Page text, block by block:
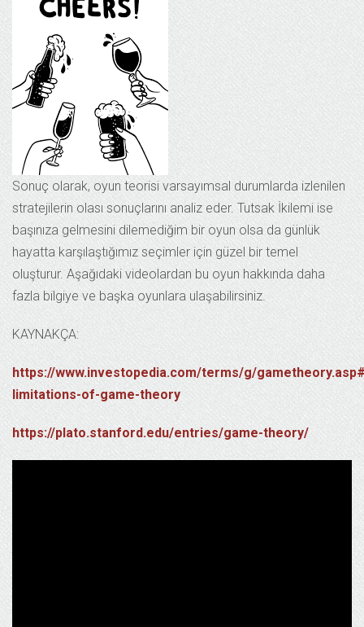
Sonuç olarak, oyun teorisi varsayımsal durumlarda izlenilen
stratejilerin olası sonuçlarını analiz eder. Tutsak İkilemi ise
başınıza gelmesini dilemediğim bir oyun olsa da günlük
hayatta karşılaştığımız seçimler için güzel bir temel
oluşturur. Aşağıdaki videolardan bu oyun hakkında daha
fazla bilgiye ve başka oyunlara ulaşabilirsiniz.
KAYNAKÇA:
https://www.investopedia.com/terms/g/
limitations-of-game-theory
https://plato.stanford.edu/entries/game-theory/